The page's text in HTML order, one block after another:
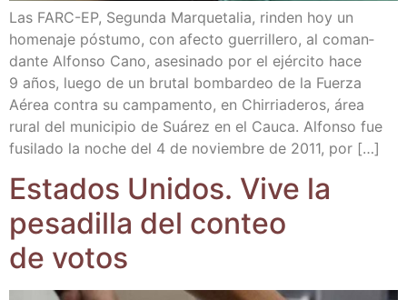
Las FARC-EP, Segun­da Mar­que­ta­lia, rin­den hoy un
home­na­je pós­tu­mo, con afec­to gue­rri­lle­ro, al coman­
dan­te Alfon­so Cano, ase­si­na­do por el ejér­ci­to hace
9 años, lue­go de un bru­tal bom­bar­deo de la Fuer­za
Aérea con­tra su cam­pa­men­to, en Chi­rria­de­ros, área
rural del muni­ci­pio de Suá­rez en el Cau­ca. Alfon­so fue
fusi­la­do la noche del 4 de noviem­bre de 2011, por […]
Esta­dos Uni­dos. Vive la
pesa­di­lla del con­teo
de votos